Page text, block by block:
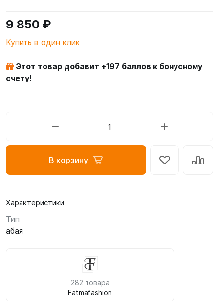
9 850 ₽
Купить в один клик
Этот товар добавит +197 баллов к бонусному
счету!
В корзину
Характеристики
Тип
абая
282 товара
Fatmafashion